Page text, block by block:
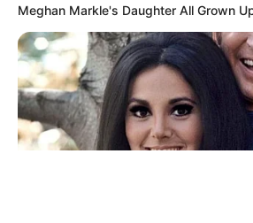
© 2025 EVIANEWS του
Meghan Markle's Daughter All Grown